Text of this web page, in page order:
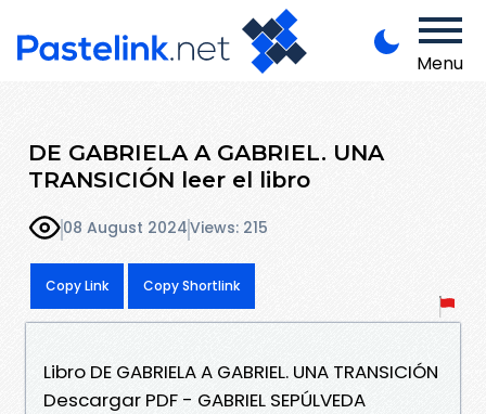
Menu
DE GABRIELA A GABRIEL. UNA
TRANSICIÓN leer el libro
08 August 2024Views: 215
Copy Link Copy Shortlink
Libro DE GABRIELA A GABRIEL. UNA TRANSICIÓN
Descargar PDF - GABRIEL SEPÚLVEDA